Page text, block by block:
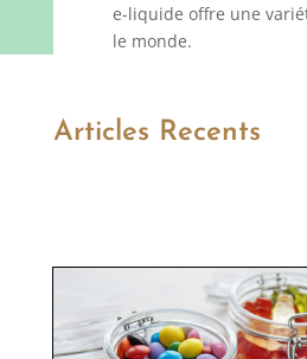
e-liquide offre une
le monde.
Articles Recents